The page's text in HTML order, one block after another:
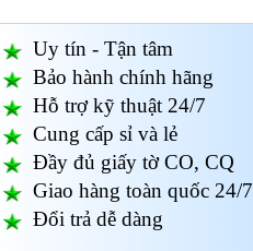
Uy tín - Tận tâm
Bảo hành chính hãng
Hỗ trợ kỹ thuật 24/7
Cung cấp sỉ và lẻ
Đầy đủ giấy tờ CO, CQ
Giao hàng toàn quốc 24/7
Đổi trả dễ dàng